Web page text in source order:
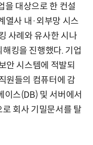
을 대상으로 한 컨설
열사 내·외부망 시스
사례와 유사한 시나
킹을 진행했다. 기업
안 시스템에 적발되
원들의 컴퓨터에 감
이스(DB) 및 서버에서
회사 기밀문서를 탈